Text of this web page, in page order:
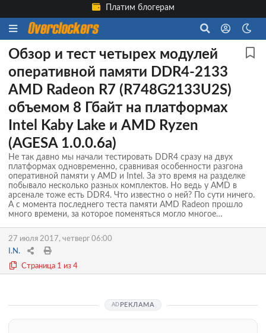
Платим блогерам
Обзор и тест четырех модулей
оперативной памяти DDR4-2133
AMD Radeon R7 (R748G2133U2S)
объемом 8 Гбайт на платформах
Intel Kaby Lake и AMD Ryzen
(AGESA 1.0.0.6a)
Не так давно мы начали тестировать DDR4 сразу на двух
платформах одновременно, сравнивая особенности разгона
оперативной памяти у AMD и Intel. За это время на разделке
побывало несколько разных комплектов. Но ведь у AMD в
арсенале тоже есть DDR4. Что известно о ней? По сути ничего.
А с момента последнего теста памяти AMD Radeon прошло
много времени, за которое поменяться могло многое…
27 июля 2017, четверг 06:00
I.N.
Страница 1 из 4
РЕКЛАМА